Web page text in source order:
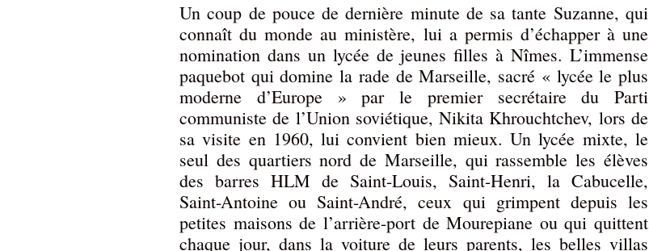
Un coup de pouce de dernière minute de sa tante Suzanne, qui
connaît du monde au ministère, lui a permis d’échapper à une
nomination dans un lycée de jeunes filles à Nîmes. L’immense
paquebot qui domine la rade de Marseille, sacré « lycée le plus
moderne d’Europe » par le premier secrétaire du Parti
communiste de l’Union soviétique, Nikita Khrouchtchev, lors de
sa visite en 1960, lui convient bien mieux. Un lycée mixte, le
seul des quartiers nord de Marseille, qui rassemble les élèves
des barres HLM de Saint-Louis, Saint-Henri, la Cabucelle,
Saint-Antoine ou Saint-André, ceux qui grimpent depuis les
petites maisons de l’arrière-port de Mourepiane ou qui quittent
chaque jour, dans la voiture de leurs parents, les belles villas